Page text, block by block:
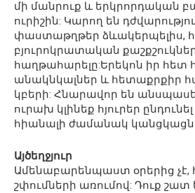
մի մանրուք և երկրորդական
ուրիշին: Կարող են
փաստաթղթեր ձևակերպելիս,
բյուրոկրատական
հաղթահարելը:Երեկոն իր հետ
անակնկալներ և հետաքրքիր
կբերի: Հնարավոր են
ուրախ կլինեք հյուրեր
հիանալի ժամանակ
Այծեղջյուր
Ամենաբարենպաստ օրերից
շփումների առումով: Դուք շատ